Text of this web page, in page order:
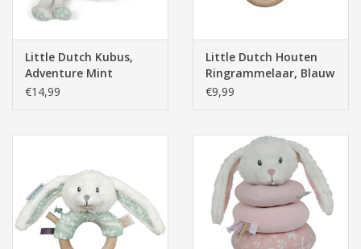
Little Dutch Kubus,
Adventure Mint
€14,99
Little Dutch Houten
Ringrammelaar, Blauw
€9,99